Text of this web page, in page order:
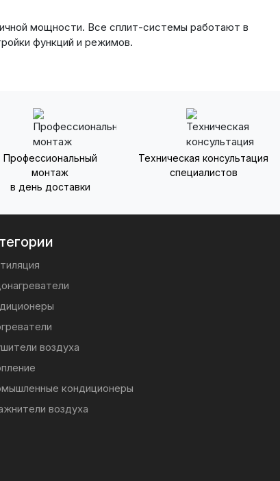
мощности. Все сплит-системы работают в
функций и режимов.
Профессиональный
монтаж
в день доставки
Техническая консультация
специалистов
воздуха
кондиционеры
воздуха